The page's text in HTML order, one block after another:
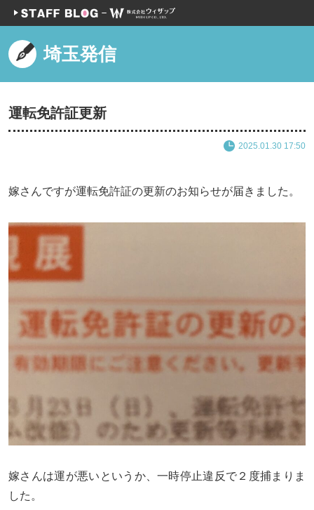
埼玉発信
運転免許証更新
2025.01.30 17:50
嫁さんですが運転免許証の更新のお知らせが届きました。
嫁さんは運が悪いというか、一時停止違反で２度捕まりま
した。